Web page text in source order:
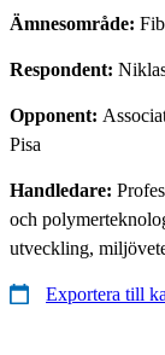
Ämnesområde:
Respondent:
Opponent:
Pisa
Handledare:
och
utveckling,
Exportera till